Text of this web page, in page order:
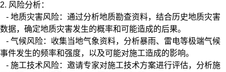
2. 风险分析：
- 地质灾害风险：通过分析地质勘查资料，结合历史地质灾害
数据，确定地质灾害发生的概率和可能造成的后果。
- 气候风险：收集当地气象资料，分析暴雨、雷电等极端气候
事件发生的频率和强度，以及可能对施工造成的影响。
- 施工技术风险：邀请专家对施工技术方案进行评估，分析施